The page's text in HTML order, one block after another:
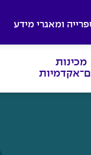
ומאגרי מידע
מכינות